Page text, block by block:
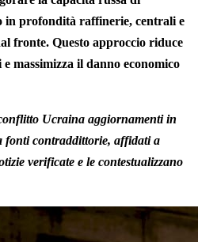
in profondità raffinerie, centrali e
fronte. Questo approccio riduce
massimizza il danno economico
Ucraina aggiornamenti in
fonti contraddittorie, affidati a
verificate e le contestualizzano